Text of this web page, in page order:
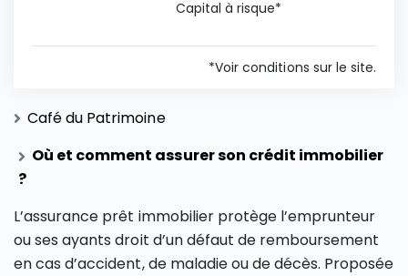
Capital à risque*
*Voir conditions sur le site.
Café du Patrimoine
Où et comment assurer son crédit immobilier
?
L’assurance prêt immobilier protège l’emprunteur
ou ses ayants droit d’un défaut de remboursement
en cas d’accident, de maladie ou de décès. Proposée